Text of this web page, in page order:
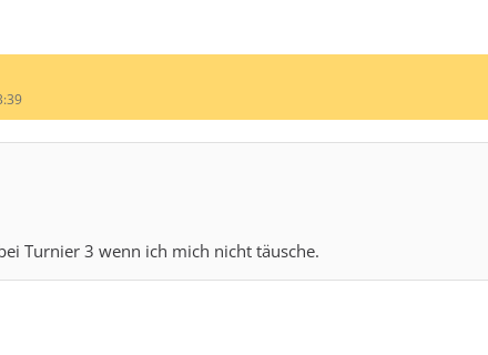
Turnier 3 wenn ich mich nicht täusche.